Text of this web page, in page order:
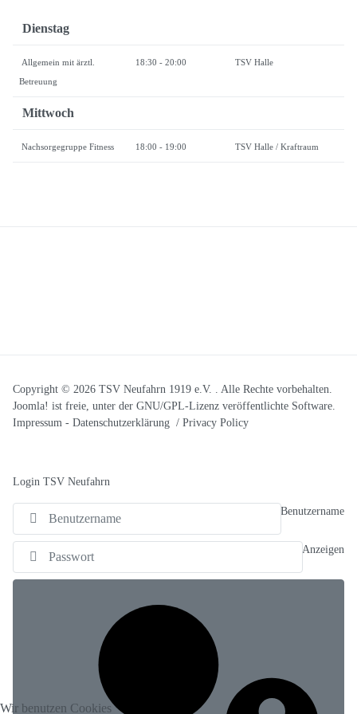
Dienstag
Allgemein mit ärztl.
Betreuung
18:30 - 20:00 TSV Halle
Mittwoch
Nachsorgegruppe Fitness 18:00 - 19:00 TSV Halle / Kraftraum
Copyright © 2026 TSV Neufahrn 1919 e.V. . Alle Rechte vorbehalten.
Joomla! ist freie, unter der GNU/GPL-Lizenz veröffentlichte Software.
Impressum - Datenschutzerklärung / Privacy Policy
Login TSV Neufahrn
Benutzername
Anzeigen
Wir benutzen Cookies